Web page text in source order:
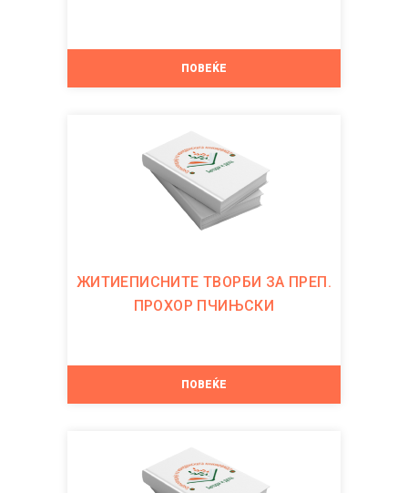
ПОВЕЌЕ
ЖИТИЕПИСНИТЕ ТВОРБИ ЗА ПРЕП.
ПРОХОР ПЧИЊСКИ
ПОВЕЌЕ